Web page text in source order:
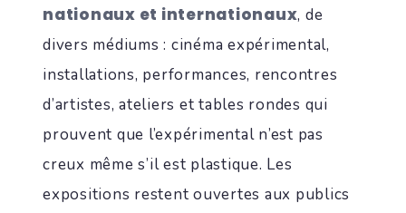
nationaux et internationaux, de
divers médiums : cinéma expérimental,
installations, performances, rencontres
d’artistes, ateliers et tables rondes qui
prouvent que l’expérimental n’est pas
creux même s’il est plastique. Les
expositions restent ouvertes aux publics